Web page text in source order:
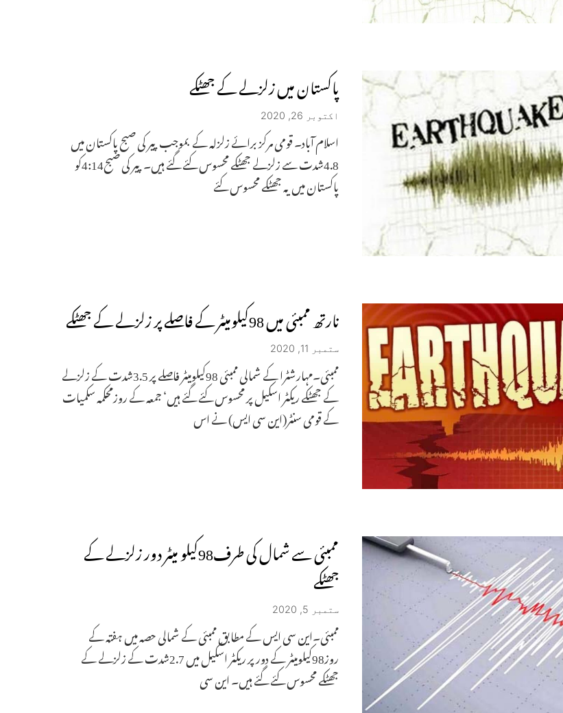
پاکستان میں زلزلے کے جھٹکے
اکتوبر 26, 2020
اسلام آباد۔ قومی مرکز برائے زلزلہ کے بموجب پیر کی صبح پاکستان میں
4.8شدت سے زلزلے جھٹکے محسوس کئے گئے ہیں۔ پیر کی صبح4:14کو
پاکستان میں یہ جھٹکے محسوس کئے
نارتھ ممبئی میں 98کیلومیٹر کے فاصلے پر زلزلے کے جھٹکے
ستمبر 11, 2020
ممبئی۔مہارشٹرا کے شمالی ممبئی 98کیلومیٹر فاصلے پر 3.5شدت کے زلزلے
کے جھٹکے ریکٹر اسکیل پر محسوس کئے گئے ہیں‘ جمعہ کے روزمحکمہ سکمیات
کے قومی سنٹر(این سی ایس) نے اس
ممبئی سے شمال کی طرف98کیلو میٹر دور زلزلے کے
جھٹکے
ستمبر 5, 2020
ممبئی۔این سی ایس کے مطابق ممبئی کے شمالی حصہ میں ہفتہ کے
روز98کیلومیٹر کے دور پر ریکٹر اسکیل میں 2.7شدت کے زلزلے کے
جھٹکے محسوس کئے گئے ہیں۔ این سی